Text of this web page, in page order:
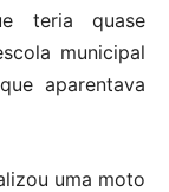
teria quase
municipal
aparentava
uma moto